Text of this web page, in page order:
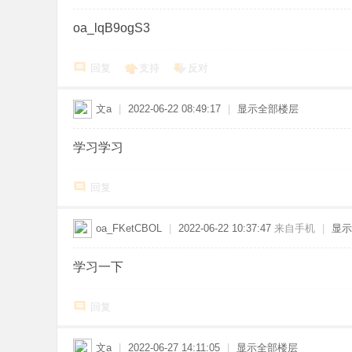
oa_lqB9ogS3
回复 支持 反对
文a 2022-06-22 08:49:17 显示全部楼层
学习学习
回复
oa_FKetCBOL 2022-06-22 10:37:47 来自手机 显
学习一下
回复
文a 2022-06-27 14:11:05 显示全部楼层